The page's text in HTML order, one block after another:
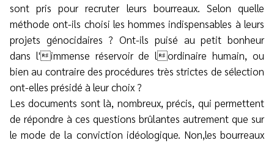
sont pris pour recruter leurs bourreaux. Selon quelle
méthode ont-ils choisi les hommes indispensables à leurs
projets génocidaires ? Ont-ils puisé au petit bonheur
dans l'immense réservoir de lordinaire humain, ou
bien au contraire des procédures très strictes de sélection
ont-elles présidé à leur choix ?
Les documents sont là, nombreux, précis, qui permettent
de répondre à ces questions brûlantes autrement que sur
le mode de la conviction idéologique. Non,les bourreaux